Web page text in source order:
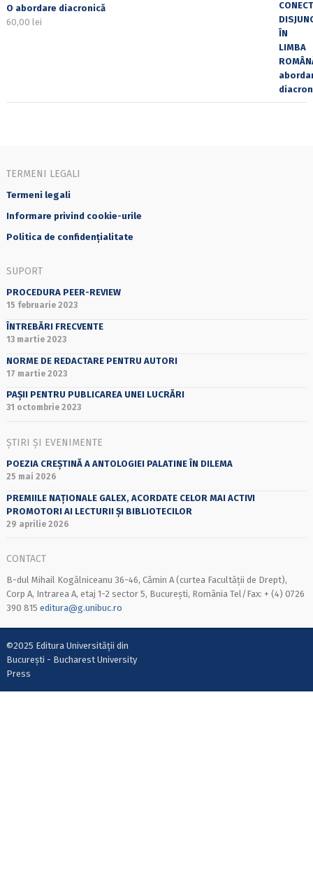
O abordare diacronică
60,00 lei
TERMENI LEGALI
Termeni legali
Informare privind cookie-urile
Politica de confidențialitate
SUPORT
PROCEDURA PEER-REVIEW
15 februarie 2023
ÎNTREBĂRI FRECVENTE
13 martie 2023
NORME DE REDACTARE PENTRU AUTORI
17 martie 2023
PAȘII PENTRU PUBLICAREA UNEI LUCRĂRI
31 octombrie 2023
ȘTIRI ȘI EVENIMENTE
POEZIA CREȘTINĂ A ANTOLOGIEI PALATINE ÎN DILEMA
25 mai 2026
PREMIILE NAȚIONALE GALEX, ACORDATE CELOR MAI ACTIVI
PROMOTORI AI LECTURII ȘI BIBLIOTECILOR
29 aprilie 2026
CONTACT
B-dul Mihail Kogălniceanu 36-46, Cămin A (curtea Facultății de Drept),
Corp A, Intrarea A, etaj 1-2 sector 5, București, România Tel/Fax: + (4) 0726
390 815 editura@g.unibuc.ro
©2025 Editura Universității din
București - Bucharest University
Press